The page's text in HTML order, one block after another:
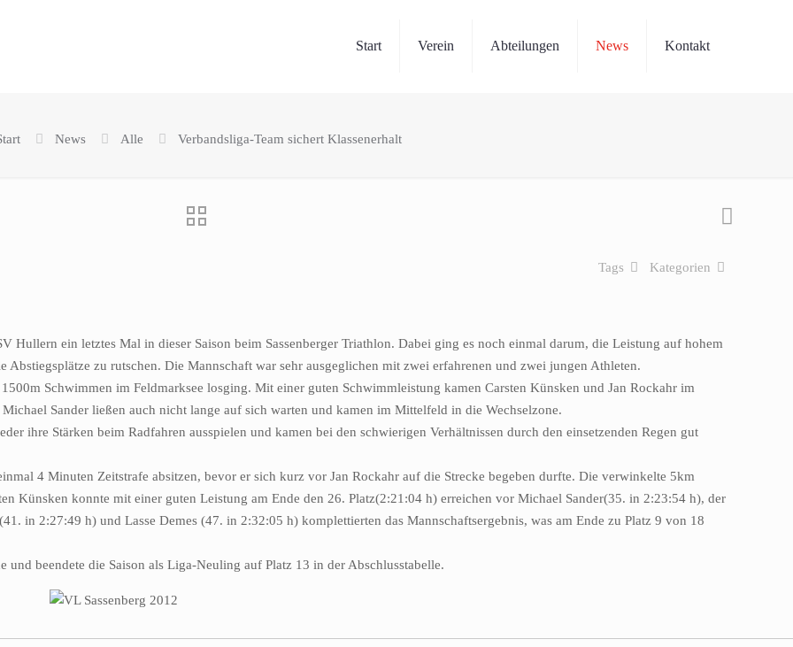
Start Verein Abteilungen News Kontakt
News Alle Verbandsliga-Team sichert Klassenerhalt
Kategorien
Tags
Hullern ein letztes Mal in dieser Saison beim Sassenberger Triathlon. Dabei ging es noch einmal darum, die Leistung auf hohem
zu rutschen. Die Mannschaft war sehr ausgeglichen mit zwei erfahrenen und zwei jungen Athleten.
Schwimmen im Feldmarksee losging. Mit einer guten Schwimmleistung kamen Carsten Künsken und Jan Rockahr im
Michael Sander ließen auch nicht lange auf sich warten und kamen im Mittelfeld in die Wechselzone.
ihre Stärken beim Radfahren ausspielen und kamen bei den schwierigen Verhältnissen durch den einsetzenden Regen gut
4 Minuten Zeitstrafe absitzen, bevor er sich kurz vor Jan Rockahr auf die Strecke begeben durfte. Die verwinkelte 5km
Künsken konnte mit einer guten Leistung am Ende den 26. Platz(2:21:04 h) erreichen vor Michael Sander(35. in 2:23:54 h), der
in 2:27:49 h) und Lasse Demes (47. in 2:32:05 h) komplettierten das Mannschaftsergebnis, was am Ende zu Platz 9 von 18
beendete die Saison als Liga-Neuling auf Platz 13 in der Abschlusstabelle.